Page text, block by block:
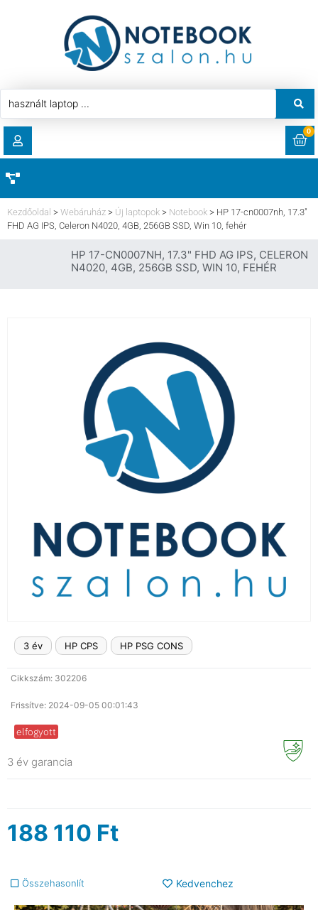
LETÖLTÉSEK
ELFELEJTETT JELSZÓ
0
HASZNÁLT LAPTOP
AKCIÓ
LAPTOP SZERVIZ
Kezdőoldal > Webáruház > Új laptopok > Notebook > HP 17-cn0007nh, 17.3″
FHD AG IPS, Celeron N4020, 4GB, 256GB SSD, Win 10, fehér
HP 17-CN0007NH, 17.3" FHD AG IPS, CELERON
N4020, 4GB, 256GB SSD, WIN 10, FEHÉR
3 év HP CPS HP PSG CONS
Cikkszám: 302206
Frissítve: 2024-09-05 00:01:43
elfogyott
3 év garancia
188 110 Ft
Összehasonlít Kedvenchez